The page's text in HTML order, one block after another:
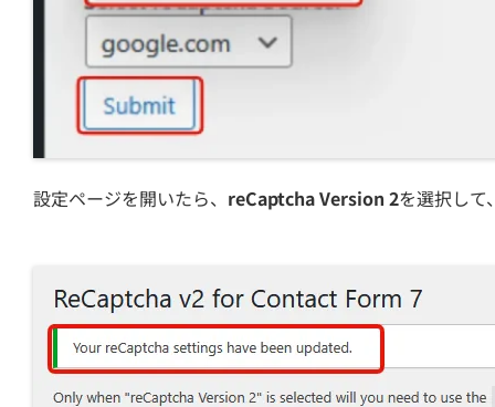
設定ページを開いたら、 reCaptcha Version 2を選択して